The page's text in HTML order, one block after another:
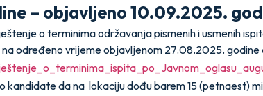
– objavljeno 10.09.2025.
o terminima održavanja pismenih i usmenih
na određeno vrijeme objavljenom 27.08.2025. godine
kandidate da na lokaciju dođu barem 15 (petnaest)